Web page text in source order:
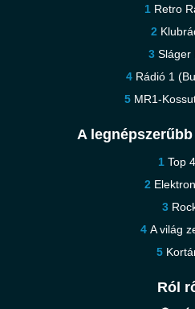
Retro
Sláger
Rádió 1
MR1-
A
Top
A világ
Ról